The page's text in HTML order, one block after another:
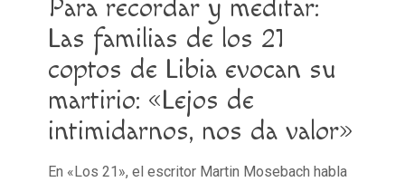
Para recordar y meditar:
Las familias de los 21
coptos de Libia evocan su
martirio: «Lejos de
intimidarnos, nos da valor»
En «Los 21», el escritor Martin Mosebach habla